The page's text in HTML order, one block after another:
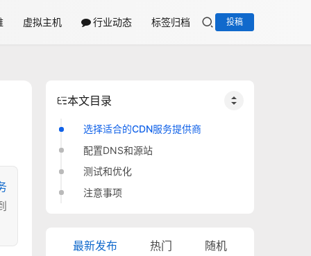
虚拟主机 行业动态 标签归档 投稿
本文目录
选择适合的CDN服务提供商
配置DNS和源站
测试和优化
注意事项
最新发布 热门 随机